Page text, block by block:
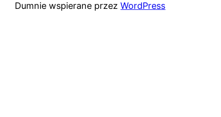
Dumnie wspierane przezWordPress